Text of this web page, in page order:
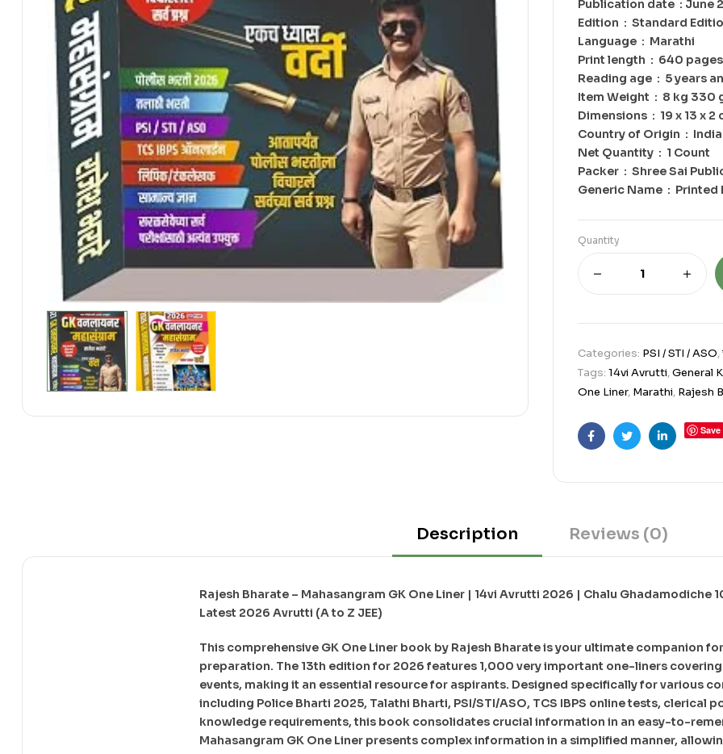
Publication date
Edition ‏ : ‎ Standard
Language ‏ : ‎ Marathi
Print length ‏ : ‎ 640 pages
Reading age ‏ : ‎ 5
Item Weight ‏ : ‎ 8 kg
Dimensions ‏ : ‎ 19 x 13
Country of Origin ‏ : ‎ India
Net Quantity ‏ : ‎ 1 Count
Packer ‏ : ‎ Shree Sai
Generic
Quantity
Categories: PSI / STI / ASO,
Tags: 14vi Avrutti,General
One Liner, Marathi, Rajesh
FacebookTwitterLinkedin
Save
Description Reviews (0)
Rajesh Bharate – Mahasangram GK One Liner | 14vi Avrutti 2026 | Chalu Ghadamodiche
Latest 2026 Avrutti (A to Z JEE)
This comprehensive GK One Liner book by Rajesh Bharate is your ultimate companion
preparation. The 13th edition for 2026 features 1,000 very important one-liners
events, making it an essential resource for aspirants. Designed specifically for various
including Police Bharti 2025, Talathi Bharti, PSI/STI/ASO, TCS IBPS online tests, clerical
knowledge requirements, this book consolidates crucial information in an easy-to-
Mahasangram GK One Liner presents complex information in a simplified manner,